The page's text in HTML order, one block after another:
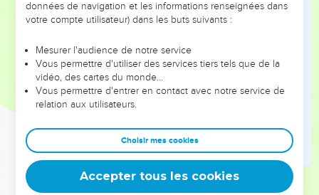
De l’argent non purifié plaqué sur un vase de terre, voilà
mauvais.
Celui qui éprouve de la haine se déguise avec ses
paroles, et il cache au fond de lui la tromperie.
Lorsqu'il prend une voix douce, ne le crois pas, car il y a
sept horreurs dans son cœur.
Il a beau cacher sa haine par l’hypocrisie, sa méchanceté
se révélera dans l'assemblée.
Celui qui creuse une fosse y tombera, et la pierre
données de navigation et les informations renseignées dans
votre compte utilisateur) dans les buts suivants :
Mesurer l'audience de notre service
Vous permettre d'utiliser des services tiers tels que de la
vidéo, des cartes du monde…
Vous permettre d'entrer en contact avec notre service de
relation aux utilisateurs.
Choisir mes cookies
Accepter tous les cookies